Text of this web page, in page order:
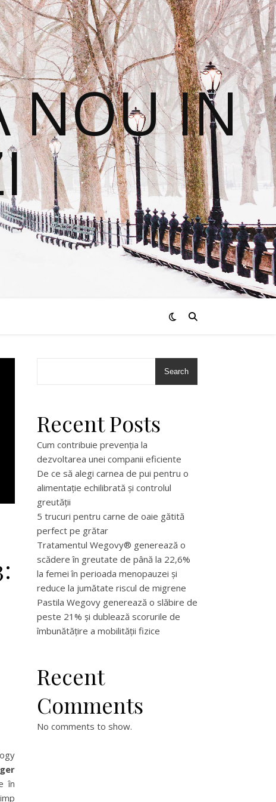
NOU IN
în
Search
Recent Posts
Cum contribuie prevenția la
dezvoltarea unei companii eficiente
De ce să alegi carnea de pui pentru o
alimentație echilibrată și controlul
greutății
5 trucuri pentru carne de oaie gătită
perfect pe grătar
Tratamentul Wegovy® generează o
scădere în greutate de până la 22,6%
la femei în perioada menopauzei și
reduce la jumătate riscul de migrene
Pastila Wegovy generează o slăbire de
peste 21% și dublează scorurile de
îmbunătățire a mobilității fizice
Recent
Comments
No comments to show.